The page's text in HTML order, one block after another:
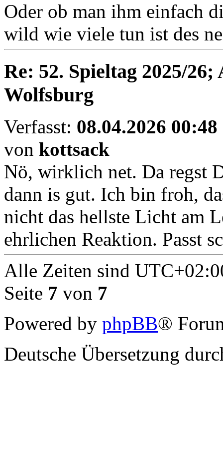
Oder ob man ihm einfach
wild wie viele tun ist des
Re: 52. Spieltag 2025/
Wolfsburg
Verfasst: 08.04.2026 00:48
von kottsack
Nö, wirklich net. Da regst
dann is gut. Ich bin froh,
nicht das hellste Licht am
ehrlichen Reaktion. Passt
Alle Zeiten sind
Seite 7 von 7
Powered by phpBB®
Deutsche Übersetzung